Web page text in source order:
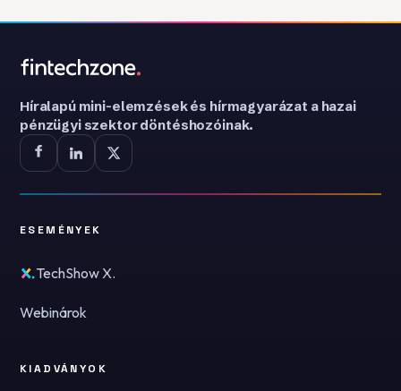
Híralapú mini-elemzések és hírmagyarázat a hazai
pénzügyi szektor döntéshozóinak.
ESEMÉNYEK
TechShow X.
Webinárok
KIADVÁNYOK